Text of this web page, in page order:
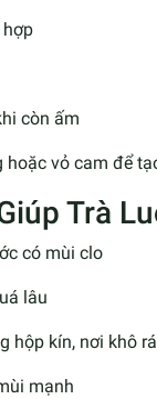
còn ấm
hoặc vỏ cam để
Trà
có mùi clo
lâu
hộp kín, nơi khô
mạnh